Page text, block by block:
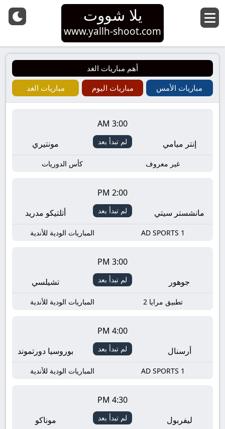
يلا شووت
www.yallh-shoot.com
أهم مباريات الغد
مباريات الأمس
مباريات اليوم مباريات الغد
إنتر ميامي
3:00 AM
لم تبدأ بعد مونتيري
غير معروف كأس الدوريات
مانشستر سيتي
2:00 PM
لم تبدأ بعد أتلتيكو مدريد
AD SPORTS 1 المباريات الودية للأندية
جوهور
3:00 PM
لم تبدأ بعد تشيلسي
تطبيق مرايا 2 المباريات الودية للأندية
أرسنال
4:00 PM
لم تبدأ بعد بوروسيا دورتموند
AD SPORTS 1 المباريات الودية للأندية
ليفربول
4:30 PM
لم تبدأ بعد موناكو